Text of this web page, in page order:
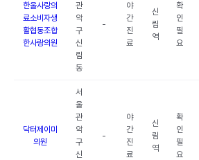
한울사랑의
료소비자생
활협동조합
한사랑의원
관
악
구
신
림
동
-
야
간
진
료
신
림
역
확
인
필
요
닥터제이미
의원
서
울
관
악
구
신
-
야
간
진
료
신
림
역
확
인
필
요